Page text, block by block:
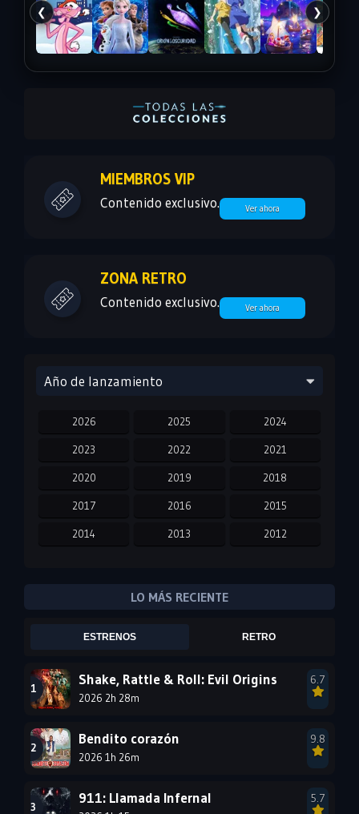
❮ ❯
MIEMBROS VIP
Contenido exclusivo. Ver ahora
ZONA RETRO
Contenido exclusivo. Ver ahora
Año de lanzamiento
2026 2025 2024
2023 2022 2021
2020 2019 2018
2017 2016 2015
2014 2013 2012
2007
1999 1998 1997
1996
1992
1990
LO MÁS RECIENTE
ESTRENOS RETRO
Shake, Rattle & Roll: Evil Origins
2026 2h 28m
6.7
Bendito corazón
2026 1h 26m
9.8
911: Llamada Infernal 5.7